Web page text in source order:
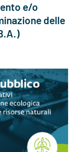
e/o
delle